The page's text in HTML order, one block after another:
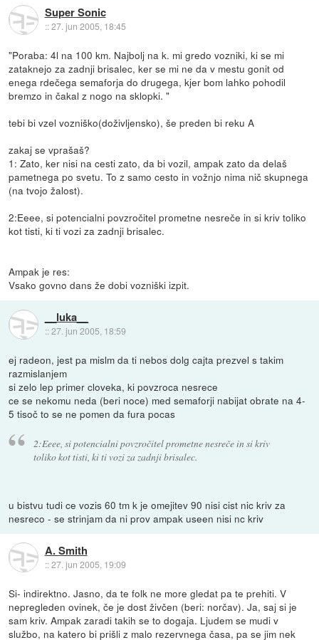
Super Sonic
::27. jun 2005, 18:45
"Poraba: 4l na 100 km. Najbolj na k. mi gredo vozniki, ki se mi
zataknejo za zadnji brisalec, ker se mi ne da v mestu gonit od
enega rdečega semaforja do drugega, kjer bom lahko pohodil
bremzo in čakal z nogo na sklopki. "
tebi bi vzel vozniško(doživljensko), še preden bi reku A
zakaj se vprašaš?
1: Zato, ker nisi na cesti zato, da bi vozil, ampak zato da delaš
pametnega po svetu. To z samo cesto in vožnjo nima nič skupnega
(na tvojo žalost).
2:Eeee, si potencialni povzročitel prometne nesreče in si kriv toliko
kot tisti, ki ti vozi za zadnji brisalec.
Ampak je res:
Vsako govno dans že dobi vozniški izpit.
__luka__
::27. jun 2005, 18:59
ej radeon, jest pa mislm da ti nebos dolg cajta prezvel s takim
razmislanjem
si zelo lep primer cloveka, ki povzroca nesrece
ce se nekomu neda (beri noce) med semaforji nabijat obrate na 4-
5 tisoč to se ne pomen da fura pocas
2:Eeee, si potencialni povzročitel prometne nesreče in si kriv
toliko kot tisti, ki ti vozi za zadnji brisalec.
u bistvu tudi ce vozis 60 tm k je omejitev 90 nisi cist nic kriv za
nesreco - se strinjam da ni prov ampak useen nisi nc kriv
A. Smith
::27. jun 2005, 19:09
Si- indirektno. Jasno, da te folk ne more gledat pa te prehiti. V
nepregleden ovinek, če je dost živčen (beri: norčav). Ja, saj si je
sam kriv. Ampak zaradi takih se to dogaja. Ljudem se mudi v
službo, na katero bi prišli z malo rezervnega časa, pa se jim nek